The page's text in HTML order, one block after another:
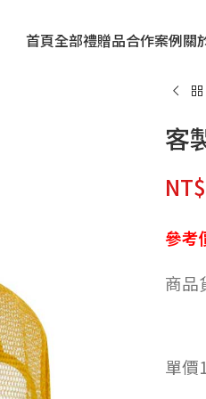
首頁全部禮贈品合作案例關
客
NT$
參考
商品
單價